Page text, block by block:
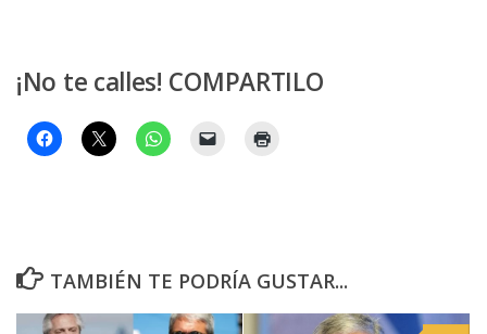
¡No te calles! COMPARTILO
TAMBIÉN TE PODRÍA GUSTAR...